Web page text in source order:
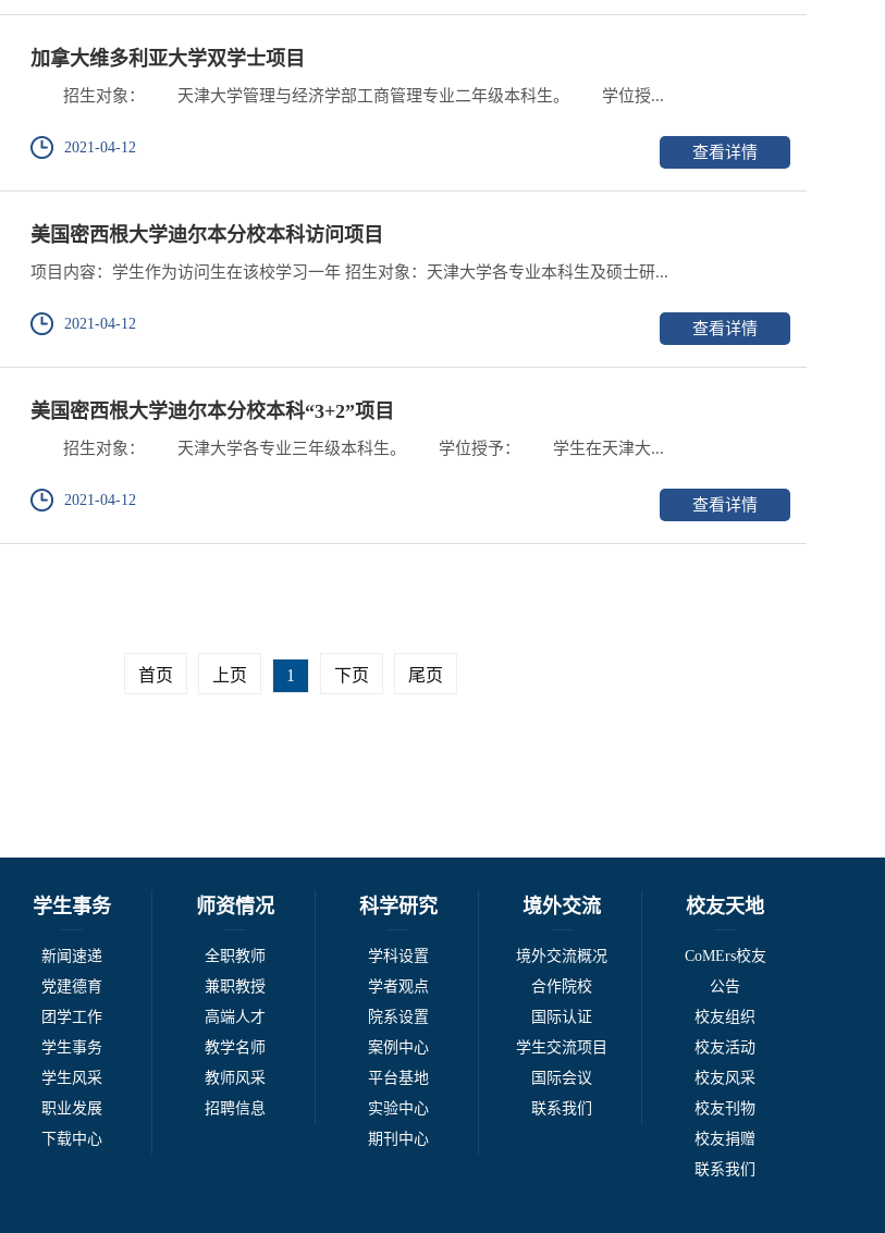
加拿大维多利亚大学双学士项目
招生对象： 天津大学管理与经济学部工商管理专业二年级本科生。 学位授...
2021-04-12 查看详情
美国密西根大学迪尔本分校本科访问项目
项目内容：学生作为访问生在该校学习一年 招生对象：天津大学各专业本科生及硕士研...
2021-04-12 查看详情
美国密西根大学迪尔本分校本科“3+2”项目
招生对象： 天津大学各专业三年级本科生。 学位授予： 学生在天津大...
2021-04-12 查看详情
首页 上页 1 下页 尾页
学生事务
新闻速递
党建德育
团学工作
学生事务
学生风采
职业发展
下载中心
师资情况
全职教师
兼职教授
高端人才
教学名师
教师风采
招聘信息
科学研究
学科设置
学者观点
院系设置
案例中心
平台基地
实验中心
期刊中心
境外交流
境外交流概况
合作院校
国际认证
学生交流项目
国际会议
联系我们
校友天地
CoMErs校友
公告
校友组织
校友活动
校友风采
校友刊物
校友捐赠
联系我们